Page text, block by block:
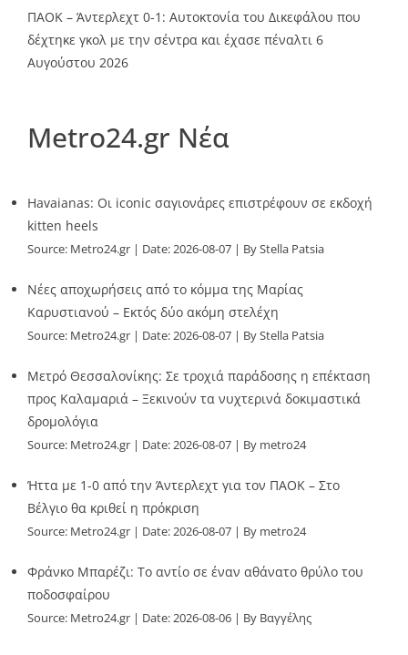
ΠΑΟΚ – Άντερλεχτ 0-1: Αυτοκτονία του Δικεφάλου που
δέχτηκε γκολ με την σέντρα και έχασε πέναλτι 6
Αυγούστου 2026
Metro24.gr Νέα
Havaianas: Οι iconic σαγιονάρες επιστρέφουν σε εκδοχή
kitten heels
Source: Metro24.gr Date: 2026-08-07 By Stella Patsia
Νέες αποχωρήσεις από το κόμμα της Μαρίας
Καρυστιανού – Εκτός δύο ακόμη στελέχη
Source: Metro24.gr Date: 2026-08-07 By Stella Patsia
Μετρό Θεσσαλονίκης: Σε τροχιά παράδοσης η επέκταση
προς Καλαμαριά – Ξεκινούν τα νυχτερινά δοκιμαστικά
δρομολόγια
Source: Metro24.gr Date: 2026-08-07 By metro24
Ήττα με 1-0 από την Άντερλεχτ για τον ΠΑΟΚ – Στο
Βέλγιο θα κριθεί η πρόκριση
Source: Metro24.gr Date: 2026-08-07 By metro24
Φράνκο Μπαρέζι: Το αντίο σε έναν αθάνατο θρύλο του
ποδοσφαίρου
Source: Metro24.gr Date: 2026-08-06
By Βαγγέλης